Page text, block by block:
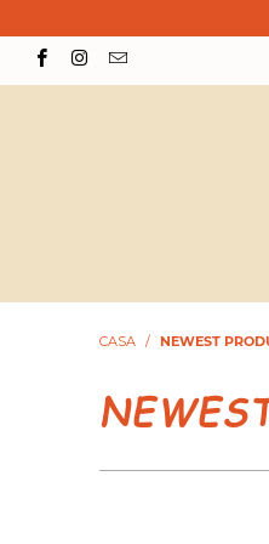
CASA / NEWEST